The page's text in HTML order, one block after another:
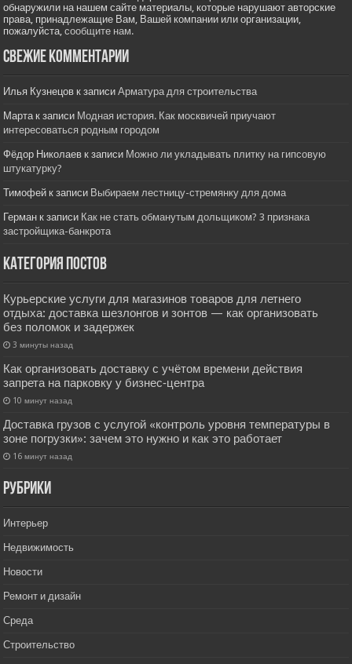
обнаружили на нашем сайте материалы, которые нарушают авторские
права, принадлежащие Вам, Вашей компании или организации,
пожалуйста,сообщите нам.
Свежие комментарии
Илья Кузнецов к записиАрматура для строительства
Мартак записи Модная история. Как москвичей приучают
интересоваться родным городом
Фёдор Николаев к записи Можно ли укладывать плитку на гипсовую
штукатурку?
Тимофей к записи Выбираем лестницу-стремянку для дома
Герман к записи Как не стать обманутым дольщиком? 3 признака
застройщика-банкрота
Категория постов
Курьерские услуги для магазинов товаров для летнего
отдыха: доставка шезлонгов и зонтов — как организовать
без поломок и задержек
3 минуты назад
Как организовать доставку с учётом времени действия
запрета на парковку у бизнес‑центра
10 минут назад
Доставка грузов с услугой «контроль уровня температуры в
зоне погрузки»: зачем это нужно и как это работает
16 минут назад
РУбрики
Интерьер
Недвижимость
Новости
Ремонт и дизайн
Среда
Строительство